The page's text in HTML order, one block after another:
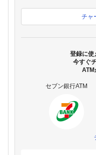
チャ
登録に使
今すぐ
ATM
セブン銀行ATM